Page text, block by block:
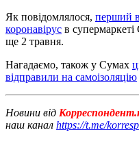
Як повідомлялося, перший
коронавірус в
ще 2 травня.
Нагадаємо, також у Сумах
відправили на самоізоляцію
Новини від
наш канал https://t.me/